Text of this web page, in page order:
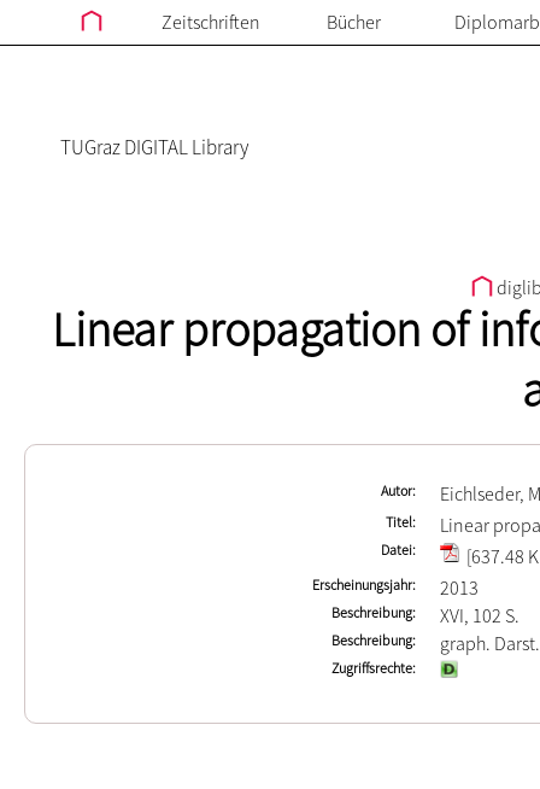
Zeitschriften Bücher
TUGraz DIGITAL Library
Linear propagation of
Autor Eichlseder,
Titel Linear
Datei [637.48
Erscheinungsjahr 2013
Beschreibung XVI, 102 S.
Beschreibung graph. Darst.
Zugriffsrechte